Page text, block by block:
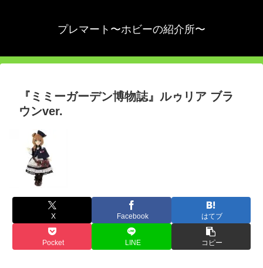
プレマート〜ホビーの紹介所〜
『ミミーガーデン博物誌』ルゥリア ブラ
ウンver.
X Facebook はてブ
Pocket LINE コピー